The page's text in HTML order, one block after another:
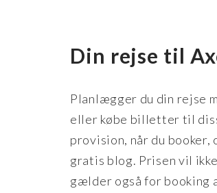
Din rejse til
Planlægger du din rejse
eller købe billetter til
provision, når du
gratis blog. Prisen vil
gælder også for booking